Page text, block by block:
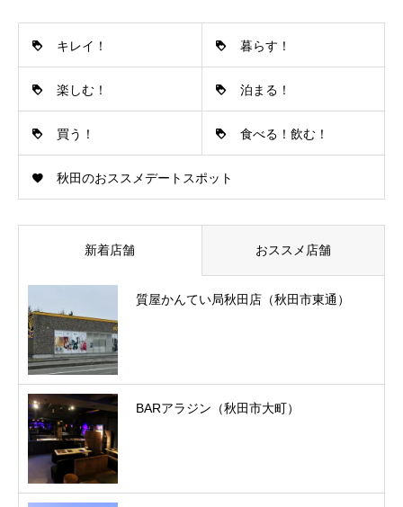
キレイ！ 暮らす！
楽しむ！ 泊まる！
買う！ 食べる！飲む！
秋田のおススメデートスポット
新着店舗 おススメ店舗
質屋かんてい局秋田店（秋田市東通）
BARアラジン（秋田市大町）